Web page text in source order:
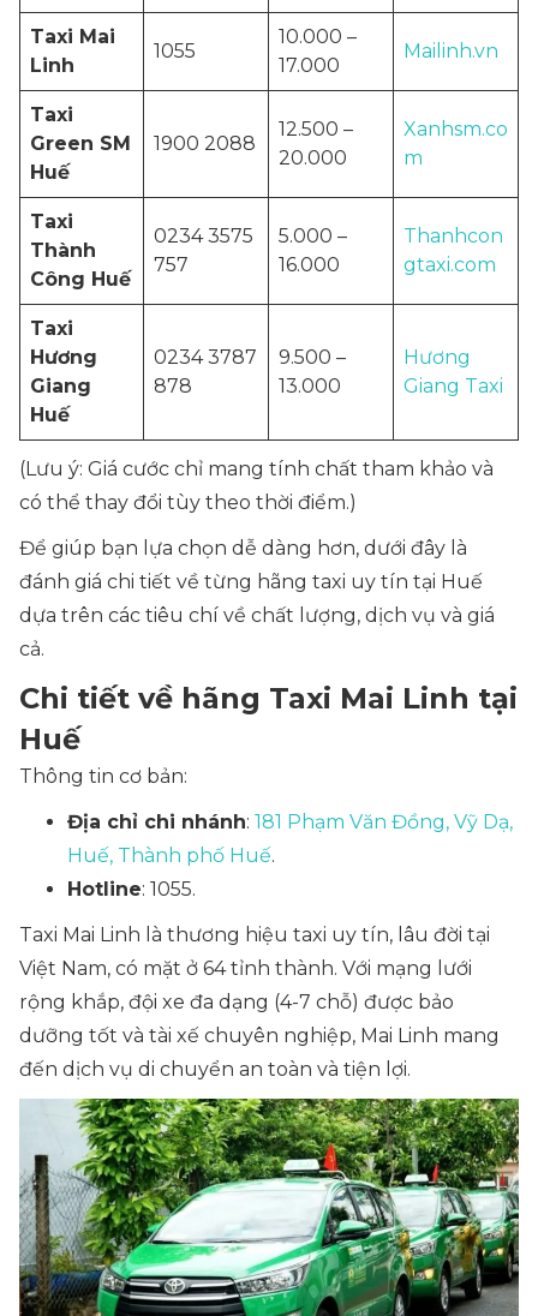
Taxi Mai
Linh
1055
10.000 –
17.000
Mailinh.vn
Taxi
Green SM
Huế
1900 2088
12.500 –
20.000
Xanhsm.co
m
Taxi
Thành
Công Huế
0234 3575
757
5.000 –
16.000
Thanhcon
gtaxi.com
Taxi
Hương
Giang
Huế
0234 3787
878
9.500 –
13.000
Hương
Giang Taxi
(Lưu ý: Giá cước chỉ mang tính chất tham khảo và
có thể thay đổi tùy theo thời điểm.)
Để giúp bạn lựa chọn dễ dàng hơn, dưới đây là
đánh giá chi tiết về từng hãng taxi uy tín tại Huế
dựa trên các tiêu chí về chất lượng, dịch vụ và giá
cả.
Chi tiết về hãng Taxi Mai Linh tại
Huế
Thông tin cơ bản:
Địa chỉ chi nhánh: 181 Phạm Văn Đồng, Vỹ Dạ,
Huế, Thành phố Huế.
Hotline: 1055.
Taxi Mai Linh là thương hiệu taxi uy tín, lâu đời tại
Việt Nam, có mặt ở 64 tỉnh thành. Với mạng lưới
rộng khắp, đội xe đa dạng (4-7 chỗ) được bảo
dưỡng tốt và tài xế chuyên nghiệp, Mai Linh mang
đến dịch vụ di chuyển an toàn và tiện lợi.